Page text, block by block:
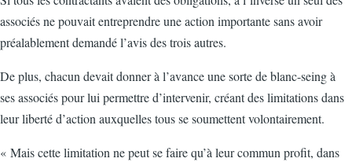
associés ne pouvait entreprendre une action importante sans avoir
préalablement demandé l’avis des trois autres.
De plus, chacun devait donner à l’avance une sorte de blanc-seing à
ses associés pour lui permettre d’intervenir, créant des limitations dans
leur liberté d’action auxquelles tous se soumettent volontairement.
« Mais cette limitation ne peut se faire qu’à leur commun profit, dans